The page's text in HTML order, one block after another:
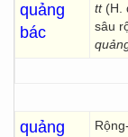
quảng
bác
tt (H.
sâu
quảng